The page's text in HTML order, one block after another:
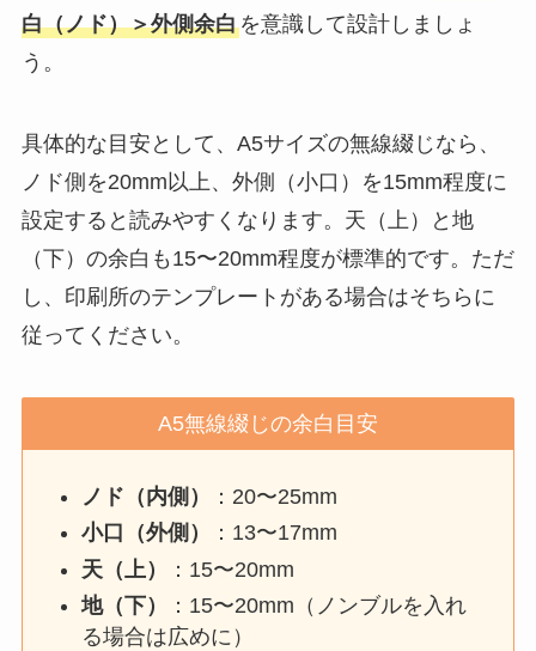
白（ノド）＞外側余白を意識して設計しましょ
う。
具体的な目安として、A5サイズの無線綴じなら、
ノド側を20mm以上、外側（小口）を15mm程度に
設定すると読みやすくなります。天（上）と地
（下）の余白も15〜20mm程度が標準的です。ただ
し、印刷所のテンプレートがある場合はそちらに
従ってください。
A5無線綴じの余白目安
ノド（内側）
：20〜25mm
小口（外側）
：13〜17mm
天（上）
：15〜20mm
地（下）
：15〜20mm（ノンブルを入れ
る場合は広めに）